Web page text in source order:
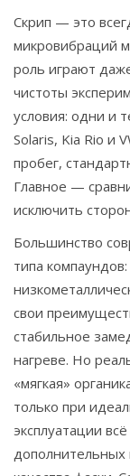
Скрип — это
микровибраций
роль играют
чистоты
условия: одни и
Solaris, Kia Rio и
пробег,
Главное —
исключить
Большинство
типа
свои
стабильное
нагреве. Но
«мягкая»
только при
эксплуатации